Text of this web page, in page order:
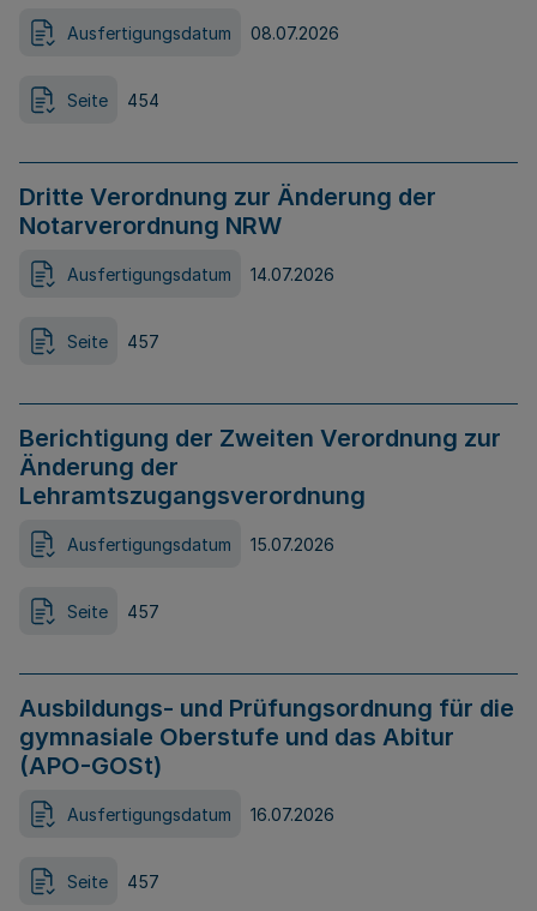
Ausfertigungsdatum 08.07.2026
Seite 454
Dritte Verordnung zur Änderung der
Notarverordnung NRW
Ausfertigungsdatum 14.07.2026
Seite 457
Berichtigung der Zweiten Verordnung zur
Änderung der
Lehramtszugangsverordnung
Ausfertigungsdatum 15.07.2026
Seite 457
Ausbildungs- und Prüfungsordnung für die
gymnasiale Oberstufe und das Abitur
(APO-GOSt)
Ausfertigungsdatum 16.07.2026
Seite 457